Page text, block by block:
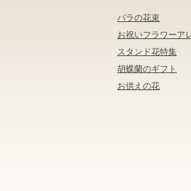
バラの花束
お祝いフラワーア
スタンド花特集
胡蝶蘭のギフト
お供えの花